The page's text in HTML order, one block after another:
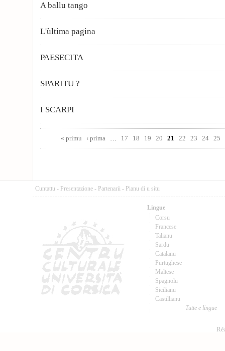
A ballu tango
L'ùltima pagina
PAESECITA
SPARITU ?
I SCARPI
« primu
‹ prima … 17 18 19 20 21 22 23 24 25
Cuntattu - Presentazione - Partenarii - Pianu di u situ
Lingue
Corsu
Francese
Talianu
Sardu
Catalanu
Purtughese
Maltese
Spagnolu
Sicilianu
Castillianu
Tutte e lingue